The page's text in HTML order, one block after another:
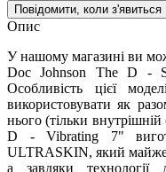
Повідомити, коли з'явиться
Опис
У нашому магазині ви
Doc Johnson The D -
Особливість цієї
використовувати як
нього (тільки
D - Vibrating 7"
ULTRASKIN, який майже
а завдяки технології